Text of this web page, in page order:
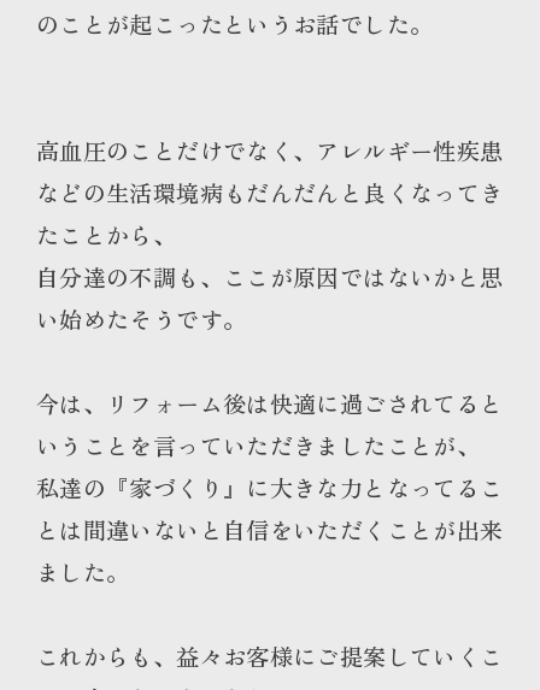
のことが起こったというお話でした。
高血圧のことだけでなく、アレルギー性疾患
などの生活環境病もだんだんと良くなってき
たことから、
自分達の不調も、ここが原因ではないかと思
い始めたそうです。
今は、リフォーム後は快適に過ごされてると
いうことを言っていただきましたことが、
私達の『家づくり』に大きな力となってるこ
とは間違いないと自信をいただくことが出来
ました。
これからも、益々お客様にご提案していくこ